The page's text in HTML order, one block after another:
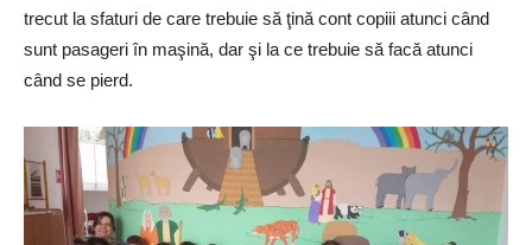
trecut la sfaturi de care trebuie să ţină cont copiii atunci când
sunt pasageri în maşină, dar şi la ce trebuie să facă atunci
când se pierd.